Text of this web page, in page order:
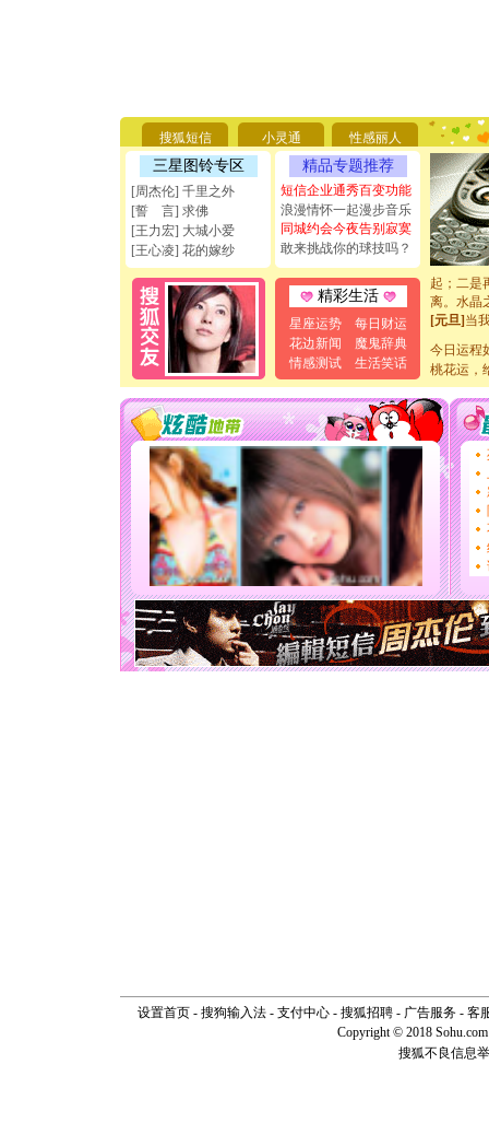
搜狐短信 小灵通 性感丽人
三星图铃专区
[周杰伦] 千里之外
[誓 言] 求佛
[王力宏] 大城小爱
[王心凌] 花的嫁纱
精品专题推荐
短信企业通秀百变功能
浪漫情怀一起漫步音乐
同城约会今夜告别寂寞
敢来挑战你的球技吗？
精彩生活
星座运势
每日财运
花边新闻
魔鬼辞典
情感测试
生活笑话
能正大光
天都要快
[圣诞节]
如意,快
[元旦]看
断电。爱
你是我专
[元旦]如
起；二是
离。水晶
[元旦]当
卖了。水
[春节]风
颜！冬去
道一声平
[春节]传
片叶子是
送你一
[圣诞节]
你太多
要平安
[圣诞节]
能正大
天都要快
[圣诞节]
如意,快
[元旦]看
断电。爱
你是我专
今日运程
桃花运，
设置首页- 搜狗输入法- 支付中心- 搜狐招聘- 广告服务- 客
Copyright © 2018
搜狐不良信息